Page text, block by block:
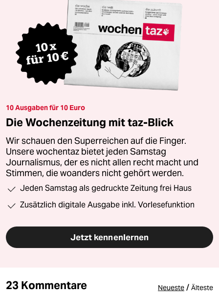
10 Ausgaben für 10 Euro
Die Wochenzeitung mit taz-Blick
Wir schauen den Superreichen auf die Finger.
Unsere wochentaz bietet jeden Samstag
Journalismus, der es nicht allen recht macht und
Stimmen, die woanders nicht gehört werden.
Jeden Samstag als gedruckte Zeitung frei Haus
Zusätzlich digitale Ausgabe inkl. Vorlesefunktion
Jetzt kennenlernen
23 Kommentare Neueste / Älteste